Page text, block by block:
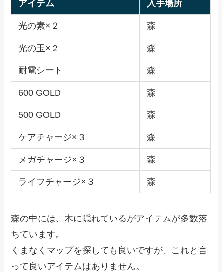
アイテム 入手場所
光の素×２ 森
光の玉×２ 森
耐電シート 森
600 GOLD 森
500 GOLD 森
ケアチャージ×３ 森
メガチャージ×３ 森
ライフチャージ×３ 森
森の中には、木に隠れているがアイテムが多数落
ちています。
くまなくマップを探しても良いですが、これと言
って良いアイテムはありません。